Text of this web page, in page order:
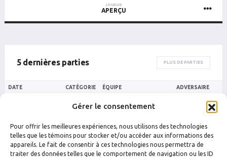
Gérer le consentement
Pour offrir les meilleures expériences, nous utilisons des technologies
telles que les témoins pour stocker et/ou accéder aux informations des
appareils. Le fait de consentir à ces technologies nous permettra de
traiter des données telles que le comportement de navigation ou les ID
JOUEUR
APERÇU
5 dernières parties PLUS DE PARTIES
DATE CATÉGORIE ÉQUIPE ADVERSAIRE
Secure
Drummondville
Rocket de Laval
2 juillet 2024 00 h 05
LADHD
Secure
Exchange
Drummondville
Rocket de Laval Silven